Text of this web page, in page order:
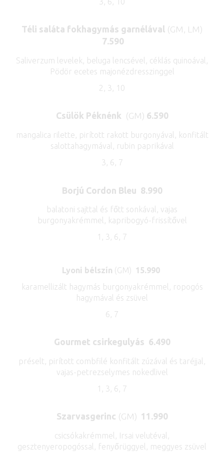
Téli saláta fokhagymás garnélával (GM, LM)
7.590
Saliverzum levelek, beluga lencsével, céklás quinoával,
Pödör ecetes majonézdresszinggel
2, 3, 10
Csülök Péknénk (GM) 6.590
mangalica rilette, pirított rakott burgonyával, konfitált
salottahagymával, rubin paprikával
3, 6, 7
Borjú Cordon Bleu 8.990
balatoni sajttal és főtt sonkával, vajas
burgonyakrémmel, kapribogyó-frissítővel
1, 3, 6, 7
Lyoni bélszín (GM)
15.990
karamellizált hagymás burgonyakrémmel, ropogós
hagymával és zsüvel
6, 7
Gourmet csirkegulyás 6.490
préselt, pirított combfilé konfitált zúzával és taréjjal,
vajas-petrezselymes nokedlivel
1, 3, 6, 7
Szarvasgerinc (GM) 11.990
csicsókakrémmel, Irsai velutéval,
gesztenyeropogóssal, fenyőrüggyel, meggyes zsüvel